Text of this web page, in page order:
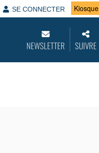
SE CONNECTER Kiosque
NEWSLETTER SUIVRE